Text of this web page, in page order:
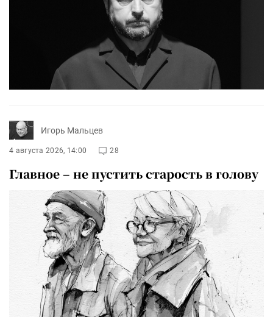
Игорь Мальцев
4 августа 2026, 14:00 28
Главное – не пустить старость в голову